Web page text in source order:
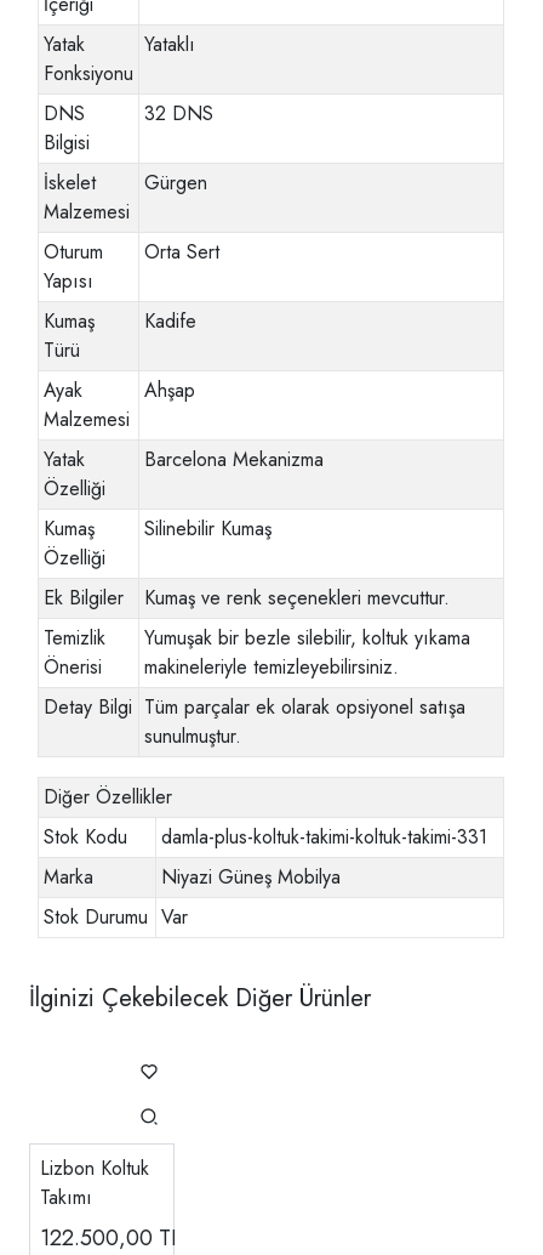
Yatak
Fonksiyonu
Yataklı
DNS
Bilgisi
32 DNS
İskelet
Malzemesi
Gürgen
Oturum
Yapısı
Orta Sert
Kumaş
Türü
Kadife
Ayak
Malzemesi
Ahşap
Yatak
Özelliği
Barcelona Mekanizma
Kumaş
Özelliği
Silinebilir Kumaş
Ek Bilgiler
Kumaş ve renk seçenekleri mevcuttur.
Temizlik
Önerisi
Yumuşak bir bezle silebilir, koltuk yıkama
makineleriyle temizleyebilirsiniz.
Detay Bilgi Tüm parçalar ek olarak opsiyonel satışa
sunulmuştur.
Diğer Özellikler
Stok Kodu
damla-plus-koltuk-takimi-koltuk-takimi-331
Marka
Niyazi Güneş Mobilya
Stok Durumu Var
İlginizi Çekebilecek Diğer Ürünler
Lizbon Koltuk
Takımı
122.500,00 TL